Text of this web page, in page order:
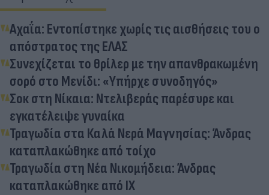
Αχαΐα: Εντοπίστηκε χωρίς τις αισθήσεις του ο
απόστρατος της ΕΛΑΣ
Συνεχίζεται το θρίλερ με την απανθρακωμένη
σορό στο Μενίδι: «Υπήρχε συνοδηγός»
Σοκ στη Νίκαια: Ντελιβεράς παρέσυρε και
εγκατέλειψε γυναίκα
Τραγωδία στα Καλά Νερά Μαγνησίας: Άνδρας
καταπλακώθηκε από τοίχο
Τραγωδία στη Νέα Νικομήδεια: Άνδρας
καταπλακώθηκε από ΙΧ